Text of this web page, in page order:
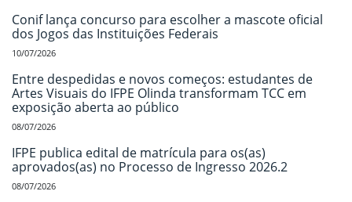
Conif lança concurso para escolher a mascote oficial
dos Jogos das Instituições Federais
10/07/2026
Entre despedidas e novos começos: estudantes de
Artes Visuais do IFPE Olinda transformam TCC em
exposição aberta ao público
08/07/2026
IFPE publica edital de matrícula para os(as)
aprovados(as) no Processo de Ingresso 2026.2
08/07/2026